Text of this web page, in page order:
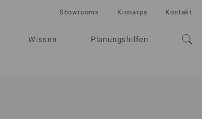
Wissen Planungshilfen
Showrooms Kinnarps Kontakt